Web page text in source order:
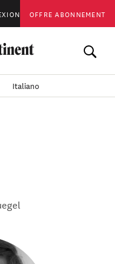
OFFRE ABONNEMENT
Italiano